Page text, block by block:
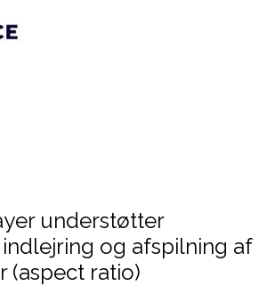
understøtter
og afspilning af
(aspect ratio)